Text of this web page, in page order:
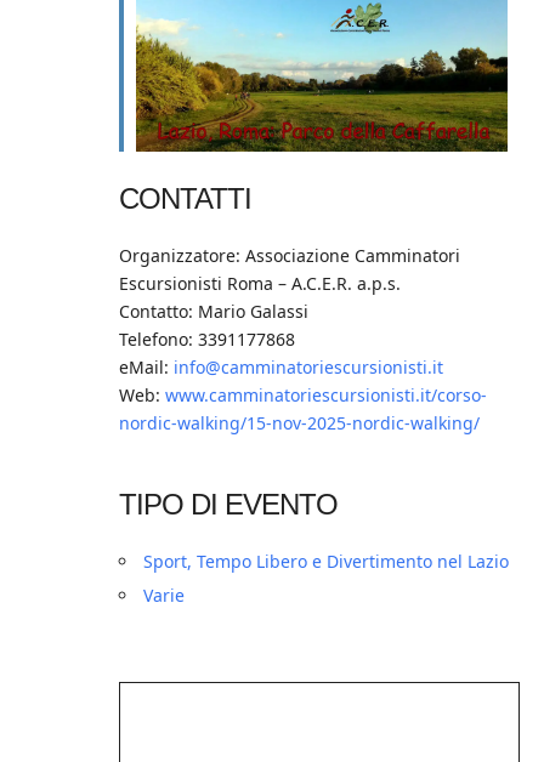
CONTATTI
Organizzatore: Associazione Camminatori
Escursionisti Roma – A.C.E.R. a.p.s.
Contatto: Mario Galassi
Telefono: 3391177868
eMail: info@camminatoriescursionisti.it
Web: www.camminatoriescursionisti.it/corso-
nordic-walking/15-nov-2025-nordic-walking/
TIPO DI EVENTO
Sport, Tempo Libero e Divertimento nel Lazio
Varie